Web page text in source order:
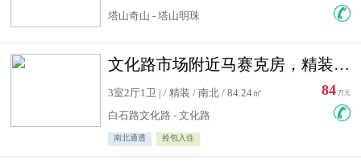
塔山奇山 - 塔山明珠
文化路市场附近马赛克房，精装修三居室，南北通透，实用面积大
3室2厅1卫 | / 精装 / 南北 / 84.24㎡
白石路文化路 - 文化路
南北通透 拎包入住
84 万元